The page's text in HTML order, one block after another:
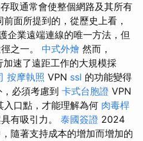
取通常會使整個網路及其所有
面所提到的，從歷史上看，
企業遠端連線的唯一方法，但
之一。 中式外燴 然而，
加速了遠距工作的大規模採
按摩執照 VPN ssl 的功能變得
，必須考慮到 卡式台胞證 VPN
入口點，才能理解為何 肉毒桿
有吸引力。 泰國簽證 2024
隨著支持成本的增加而增加的